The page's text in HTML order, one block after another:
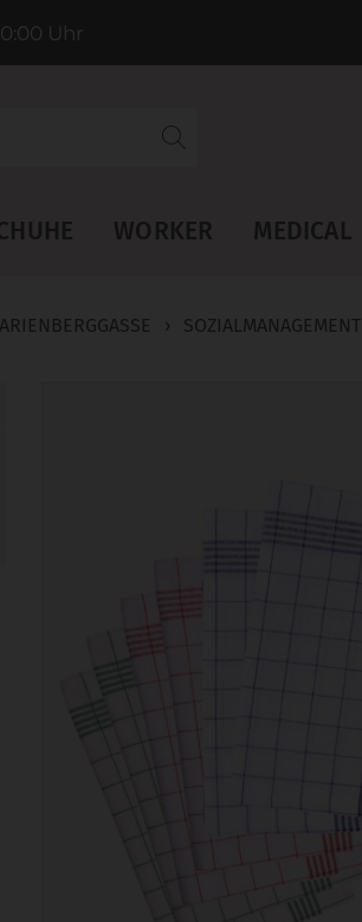
Uhr
WORKER MEDICAL
› SOZIALMANAGEMENT